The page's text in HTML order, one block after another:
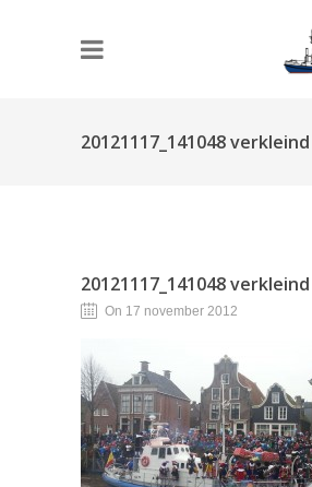
20121117_141048 verkleind
20121117_141048 verkleind
On 17 november 2012